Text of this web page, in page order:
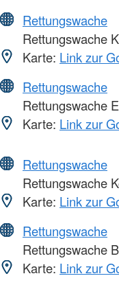
Rettungswache
Rettungswache
Karte: Link zur
Rettungswache
Rettungswache
Karte: Link zur
Rettungswache
Rettungswache
Karte: Link zur
Rettungswache
Rettungswache
Karte: Link zur